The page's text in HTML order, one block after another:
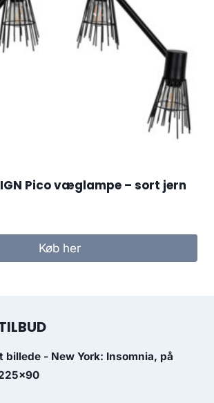
Pico væglampe – sort jern
Køb her
billede - New York: Insomnia, på